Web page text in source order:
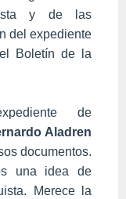
y de las
del expediente
Boletín de la
de
Aladren
documentos.
una idea de
Merece la